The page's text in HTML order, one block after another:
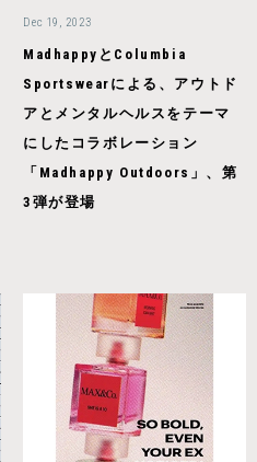
Dec 19, 2023
MadhappyとColumbia
Sportswearによる、アウトド
アとメンタルヘルスをテーマ
にしたコラボレーション
「Madhappy Outdoors」、第
3弾が登場